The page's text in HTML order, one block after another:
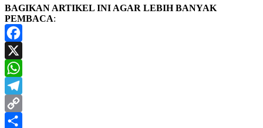
BAGIKAN ARTIKEL INI AGAR LEBIH BANYAK
PEMBACA:
Facebook
X
WhatsApp
Telegram
Copy